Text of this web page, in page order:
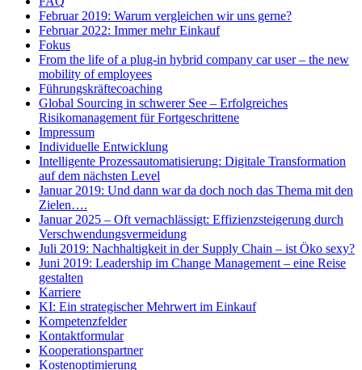
Februar 2019: Warum vergleichen wir uns gerne?
Februar 2022: Immer mehr Einkauf
Fokus
From the life of a plug-in hybrid company car user – the new
mobility of employees
Führungskräftecoaching
Global Sourcing in schwerer See – Erfolgreiches
Risikomanagement für Fortgeschrittene
Impressum
Individuelle Entwicklung
Intelligente Prozessautomatisierung: Digitale Transformation
auf dem nächsten Level
Januar 2019: Und dann war da doch noch das Thema mit den
Zielen….
Januar 2025 – Oft vernachlässigt: Effizienzsteigerung durch
Verschwendungsvermeidung
Juli 2019: Nachhaltigkeit in der Supply Chain – ist Öko sexy?
Juni 2019: Leadership im Change Management – eine Reise
gestalten
Karriere
KI: Ein strategischer Mehrwert im Einkauf
Kompetenzfelder
Kontaktformular
Kooperationspartner
Kostenoptimierung